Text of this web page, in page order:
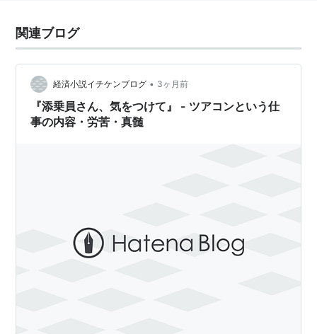
関連ブログ
経済小説イチケンブログ • 3ヶ月前
『添乗員さん、気をつけて』 - ツアコンという仕
事の内容・労苦・真髄